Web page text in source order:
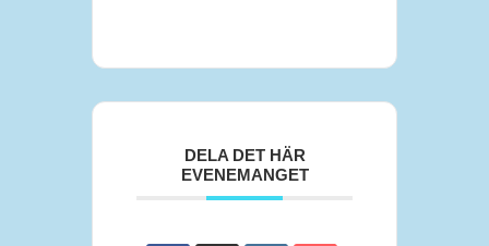
DELA DET HÄR
EVENEMANGET